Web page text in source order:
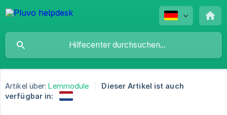
Artikel über: Lernmodule
Dieser Artikel ist auch
verfügbar in: